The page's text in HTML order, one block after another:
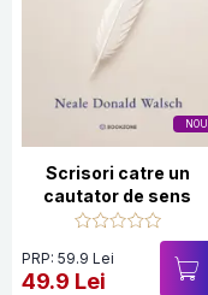
NOU
Scrisori catre un
cautator de sens
PRP: 59.9 Lei
49.9 Lei